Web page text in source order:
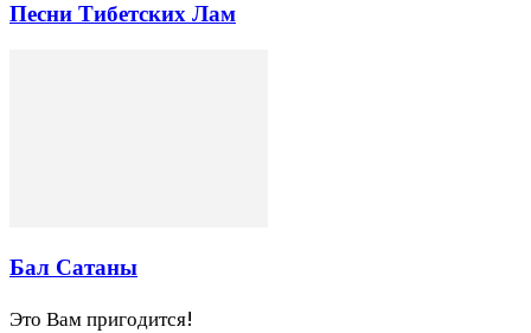
Песни Тибетских Лам
Бал Сатаны
Это Вам пригодится!